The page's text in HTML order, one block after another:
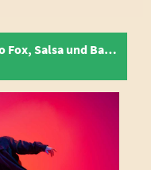
Zwei Schnupperabende für Disco Fox, Salsa und Bachata